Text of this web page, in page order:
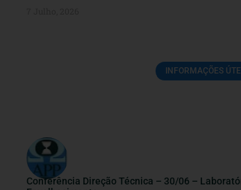
INFORMAÇÕES
Conferência Direção Técnica – 30/06 –